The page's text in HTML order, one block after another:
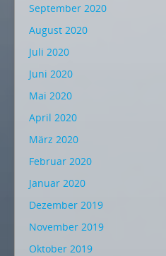
September 2020
August 2020
Juli 2020
Juni 2020
Mai 2020
April 2020
März 2020
Februar 2020
Januar 2020
Dezember 2019
November 2019
Oktober 2019